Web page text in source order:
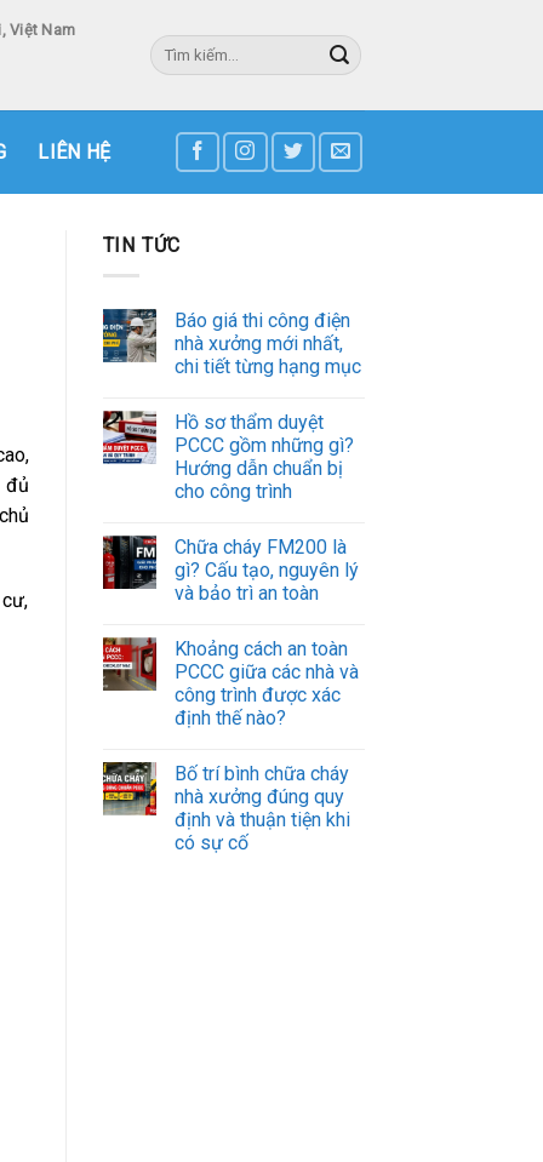
Việt Nam
Tìm
kiếm:
LIÊN HỆ
đủ
TIN TỨC
Báo giá thi công điện
nhà xưởng mới nhất,
chi tiết từng hạng mục
Hồ sơ thẩm duyệt
PCCC gồm những gì?
Hướng dẫn chuẩn bị
cho công trình
Chữa cháy FM200 là
gì? Cấu tạo, nguyên lý
và bảo trì an toàn
Khoảng cách an toàn
PCCC giữa các nhà và
công trình được xác
định thế nào?
Bố trí bình chữa cháy
nhà xưởng đúng quy
định và thuận tiện khi
có sự cố